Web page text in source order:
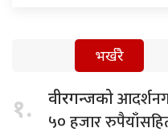
भर्खरै
१. वीरगन्जको
५० हजार